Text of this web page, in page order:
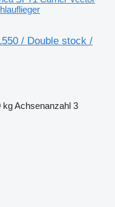
/ Double stock /
kgAchsenanzahl 3